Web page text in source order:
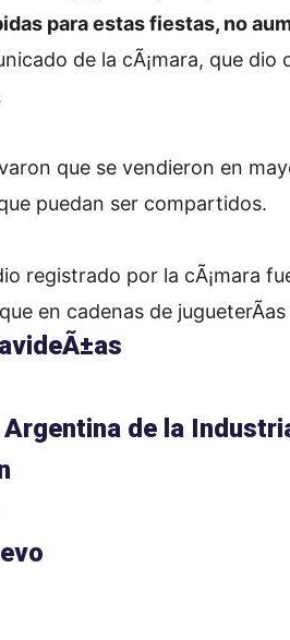
para estas fiestas, no
de la cÃ¡mara, que
que se vendieron en
puedan ser compartidos.
registrado por la cÃ¡mara
en cadenas de
Argentina de la